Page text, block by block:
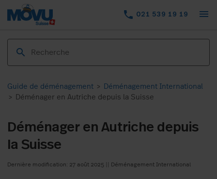
phone 021 539 19 19 menu
Guide de déménagement >
Déménagement International
>
Déménager en Autriche depuis la Suisse
Déménager en Autriche depuis
la Suisse
Dernière modification: 27 août 2025 Déménagement International